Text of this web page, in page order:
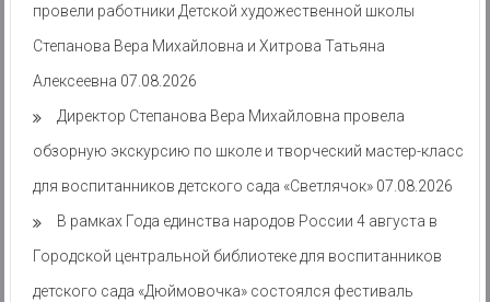
провели работники Детской художественной школы
Степанова Вера Михайловна и Хитрова Татьяна
Алексеевна 07.08.2026
Директор Степанова Вера Михайловна провела
обзорную экскурсию по школе и творческий мастер-класс
для воспитанников детского сада «Светлячок» 07.08.2026
В рамках Года единства народов России 4 августа в
Городской центральной библиотеке для воспитанников
детского сада «Дюймовочка» состоялся фестиваль